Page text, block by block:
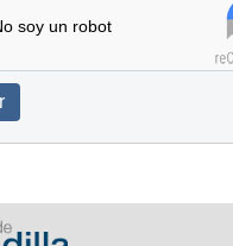
soy un robot